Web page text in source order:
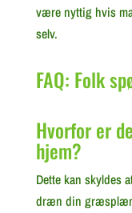
være nyttig hvis
selv.
FAQ: Folk
Hvorfor er
hjem?
Dette kan skyldes
dræn din